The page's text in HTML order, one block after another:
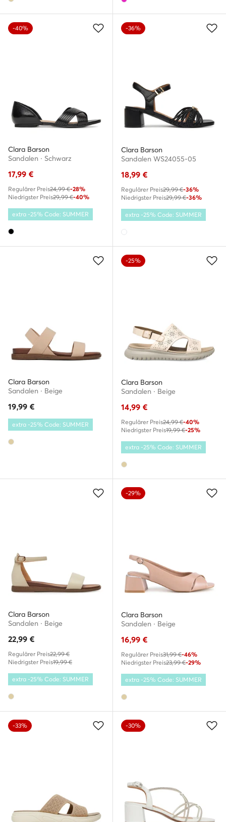
-40%
Clara Barson
Sandalen · Schwarz
17,99 €
Regulärer Preis24,99 €-28%
Niedrigster Preis29,99 €-40%
extra -25% Code: SUMMER
-36%
Clara Barson
Sandalen WS24055-05
18,99 €
Regulärer Preis29,99 €-36%
Niedrigster Preis29,99 €-36%
extra -25% Code: SUMMER
Clara Barson
Sandalen · Beige
19,99 €
extra -25% Code: SUMMER
-25%
Clara Barson
Sandalen · Beige
14,99 €
Regulärer Preis24,99 €-40%
Niedrigster Preis19,99 €-25%
extra -25% Code: SUMMER
Clara Barson
Sandalen · Beige
22,99 €
Regulärer Preis22,99 €
Niedrigster Preis19,99 €
extra -25% Code: SUMMER
-29%
Clara Barson
Sandalen · Beige
16,99 €
Regulärer Preis31,99 €-46%
Niedrigster Preis23,99 €-29%
extra -25% Code: SUMMER
-33% -30%